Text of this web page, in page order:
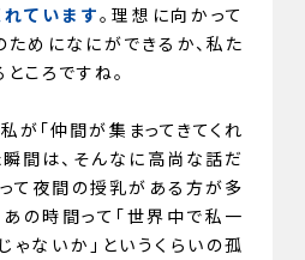
れています。理想に向かって
めになにができるか、私た
ころですね。
が「仲間が集まってきてくれ
間は、そんなに高尚な話だ
って夜間の授乳がある方が多
あの時間って「世界中で私一
ないか」というくらいの孤